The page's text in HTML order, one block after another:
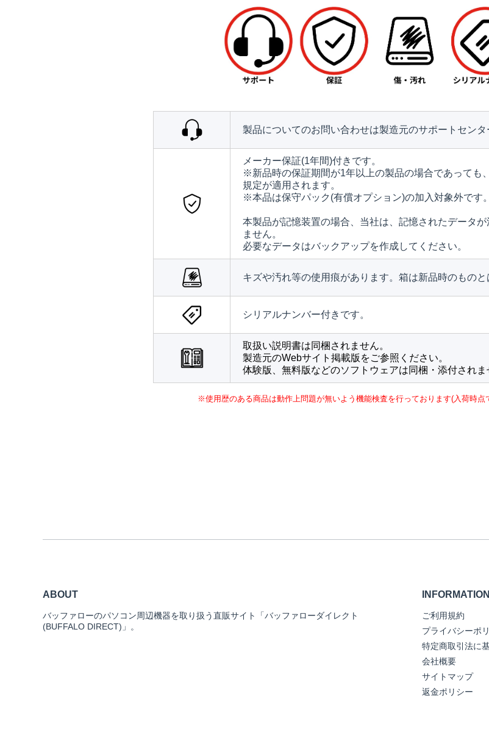
製品についてのお問い合わせは製造元のサポートセン
メーカー保証(1年間)付きです。
※新品時の保証期間が1年以上の製品の場合であっても
規定が適用されます。
※本品は保守パック(有償オプション)の加入対象外です。
本製品が記憶装置の場合、当社は、記憶されたデータ
ません。
必要なデータはバックアップを作成してください。
キズや汚れ等の使用痕があります。箱は新品時のものと
シリアルナンバー付きです。
取扱い説明書は同梱されません。
製造元のWebサイト掲載版をご参照ください。
体験版、無料版などのソフトウェアは同梱・添付されま
※使用歴のある商品は動作上問題が無いよう機能検査を行っております(入荷時点
ABOUT
バッファローのパソコン周辺機器を取り扱う直販サイト「バッファローダイレクト
(BUFFALO DIRECT)」。
INFORMATION
ご利用規約
プライバシーポ
特定商取引法に
会社概要
サイトマップ
返金ポリシー